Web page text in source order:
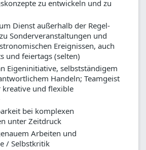
zu entwickeln und zu
Dienst außerhalb der Regel-
Sonderveranstaltungen und
Ereignissen, auch
und feiertags (selten)
Eigeninitiative, selbstständigem
Handeln; Teamgeist
kreative und flexible
bei komplexen
unter Zeitdruck
Arbeiten und
/ Selbstkritik